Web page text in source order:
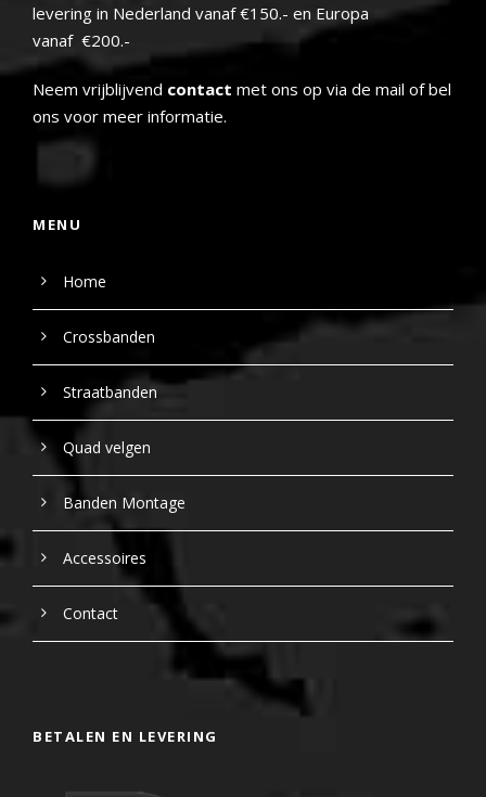
levering in Nederland vanaf €150.- en Europa
vanaf €200.-
Neem vrijblijvend contact met ons op via de mail of bel
ons voor meer informatie.
MENU
Home
Crossbanden
Straatbanden
Quad velgen
Banden Montage
Accessoires
Contact
BETALEN EN LEVERING